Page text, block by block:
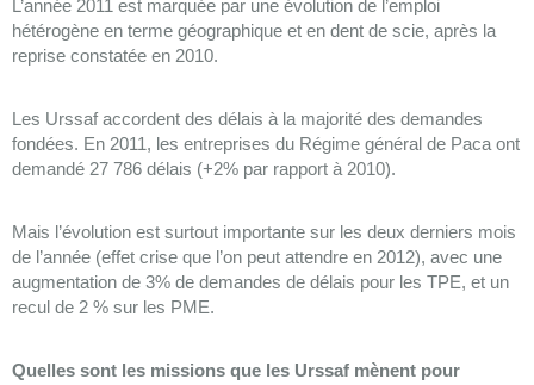
L’année 2011 est marquée par une évolution de l’emploi
hétérogène en terme géographique et en dent de scie, après la
reprise constatée en 2010.
Les Urssaf accordent des délais à la majorité des demandes
fondées. En 2011, les entreprises du Régime général de Paca ont
demandé 27 786 délais (+2% par rapport à 2010).
Mais l’évolution est surtout importante sur les deux derniers mois
de l’année (effet crise que l’on peut attendre en 2012), avec une
augmentation de 3% de demandes de délais pour les TPE, et un
recul de 2 % sur les PME.
Quelles sont les missions que les Urssaf mènent pour